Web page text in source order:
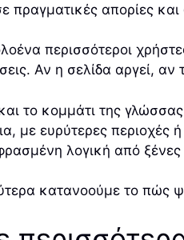
πραγματικές απορίες
περισσότεροι
Αν η σελίδα αργεί,
το κομμάτι της
με ευρύτερες περιοχές
λογική από ξένες
κατανοούμε το πώς